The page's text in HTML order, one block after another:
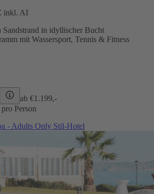
inkl. AI
Sandstrand in idyllischer Bucht
mit Wassersport, Tennis & Fitness
ab €1.199,-
pro Person
- Adults Only Stil-Hotel